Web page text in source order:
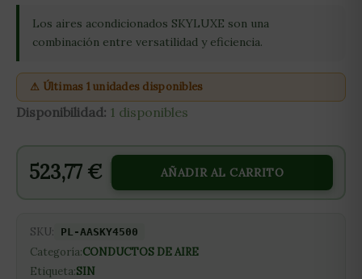
Los aires acondicionados SKYLUXE son una
combinación entre versatilidad y eficiencia.
⚠ Últimas 1 unidades disponibles
Disponibilidad: 1 disponibles
523,77 € AÑADIR AL CARRITO
SKU: PL-AASKY4500
Categoría:CONDUCTOS DE AIRE
Etiqueta:SIN